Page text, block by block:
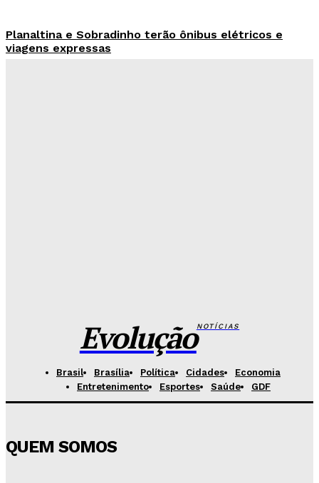
Planaltina e Sobradinho terão ônibus elétricos e
viagens expressas
EvoluçãoNOTÍCIAS
Brasil Brasília Política Cidades
Economia
Entretenimento
Esportes Saúde GDF
QUEM SOMOS